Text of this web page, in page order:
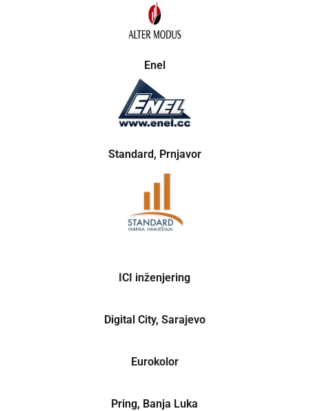
Enel
Standard, Prnjavor
ICI inženjering
Digital City, Sarajevo
Eurokolor
Pring, Banja Luka